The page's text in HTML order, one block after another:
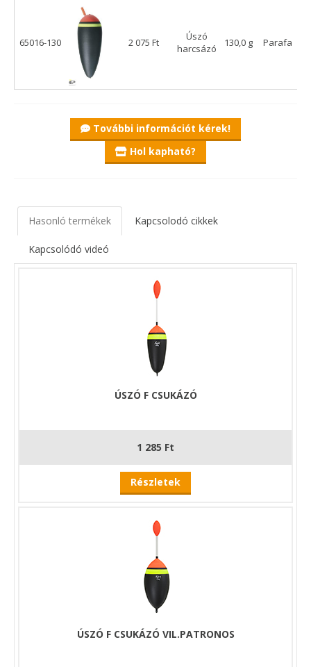
65016-130 2 075 Ft
Úszó
harcsázó
130,0 g Parafa
További információt kérek!
Hol kapható?
Hasonló termékek Kapcsolodó cikkek
Kapcsolódó videó
ÚSZÓ F CSUKÁZÓ
1 285 Ft
Részletek
ÚSZÓ F CSUKÁZÓ VIL.PATRONOS